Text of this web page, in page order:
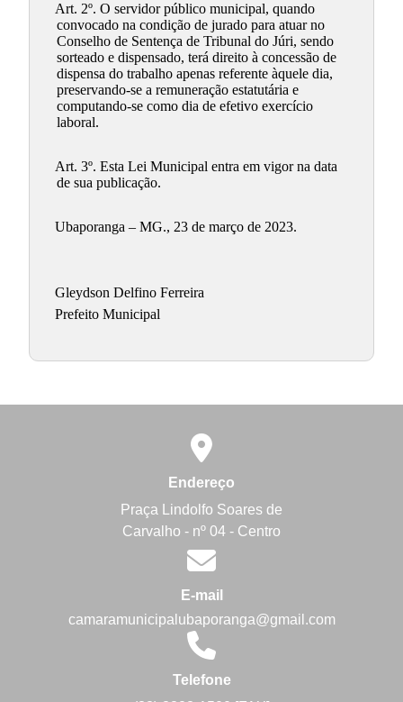
Art. 2º. O servidor público municipal, quando
convocado na condição de jurado para atuar no
Conselho de Sentença de Tribunal do Júri, sendo
sorteado e dispensado, terá direito à concessão de
dispensa do trabalho apenas referente àquele dia,
preservando-se a remuneração estatutária e
computando-se como dia de efetivo exercício
laboral.
Art. 3º. Esta Lei Municipal entra em vigor na data
de sua publicação.
Ubaporanga – MG., 23 de março de 2023.
Gleydson Delfino Ferreira
Prefeito Municipal
Endereço
Praça Lindolfo Soares de
Carvalho - nº 04 - Centro
E-mail
camaramunicipalubaporanga@gmail.com
Telefone